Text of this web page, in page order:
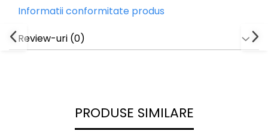
Informatii conformitate produs
Review-uri (0)
PRODUSE SIMILARE